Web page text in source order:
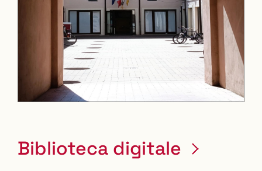
contributors
Biblioteca digitale